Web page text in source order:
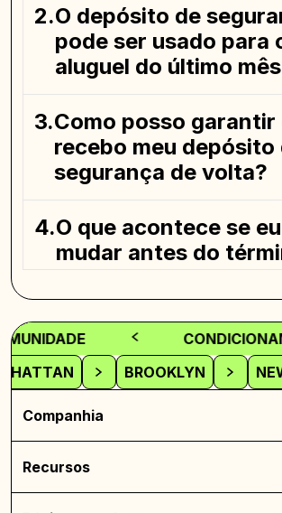
O depósito de
pode ser usado para
aluguel do último
Como posso garantir
recebo meu depósito
segurança de volta?
O que acontece se
mudar antes do
do contrato?
Existem limites de
um proprietário pode
cobrar por um
segurança?
BROOKLYN
Companhia
Recursos